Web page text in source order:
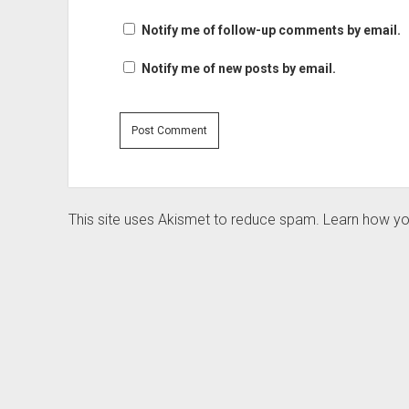
Notify me of follow-up comments by email.
Notify me of new posts by email.
This site uses Akismet to reduce spam. Learn how